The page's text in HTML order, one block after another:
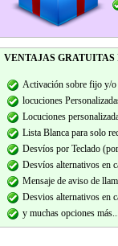
VENTAJAS
Activación sobre fijo y/o
locuciones
Locuciones
Lista Blanca para solo
Desvíos por Teclado
Desvíos alternativos en
Mensaje de aviso de
Desvios alternativos en
y muchas opciones más...